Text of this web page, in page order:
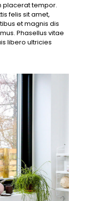
placerat tempor.
felis sit amet,
et magnis dis
Phasellus vitae
libero ultricies